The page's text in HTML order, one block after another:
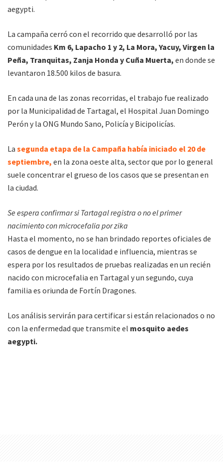
aegypti.
La campaña cerró con el recorrido que desarrolló por las
comunidades Km 6, Lapacho 1 y 2, La Mora, Yacuy, Virgen la
Peña, Tranquitas, Zanja Honda y Cuña Muerta, en donde se
levantaron 18.500 kilos de basura.
En cada una de las zonas recorridas, el trabajo fue realizado
por la Municipalidad de Tartagal, el Hospital Juan Domingo
Perón y la ONG Mundo Sano, Policía y Bicipolicías.
La segunda etapa de la Campaña había iniciado el 20 de
septiembre, en la zona oeste alta, sector que por lo general
suele concentrar el grueso de los casos que se presentan en
la ciudad.
Se espera confirmar si Tartagal registra o no el primer
nacimiento con microcefalia por zika
Hasta el momento, no se han brindado reportes oficiales de
casos de dengue en la localidad e influencia, mientras se
espera por los resultados de pruebas realizadas en un recién
nacido con microcefalia en Tartagal y un segundo, cuya
familia es oriunda de Fortín Dragones.
Los análisis servirán para certificar si están relacionados o no
con la enfermedad que transmite el mosquito aedes
aegypti.